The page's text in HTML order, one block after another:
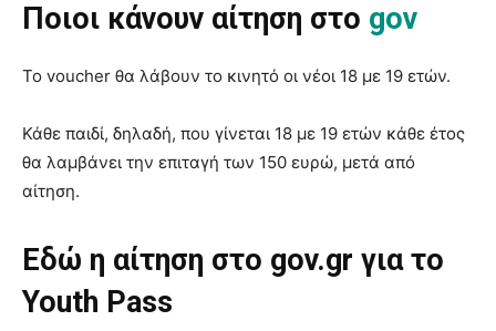
Ποιοι κάνουν αίτηση στο gov
To voucher θα λάβουν το κινητό οι νέοι 18 με 19 ετών.
Κάθε παιδί, δηλαδή, που γίνεται 18 με 19 ετών κάθε έτος
θα λαμβάνει την επιταγή των 150 ευρώ, μετά από
αίτηση.
Εδώ η αίτηση στο gov.gr για το
Youth Pass